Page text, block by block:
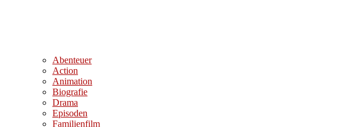
Abenteuer
Action
Animation
Biografie
Drama
Episoden
Familienfilm